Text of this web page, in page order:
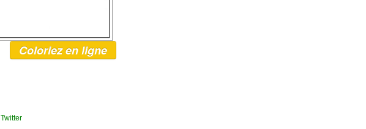
Coloriez en ligne
Twitter